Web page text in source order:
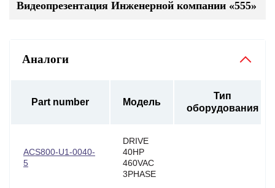
Видеопрезентация Инженерной компании «555»
Аналоги
Part number Модель
Тип
оборудования
ACS800-U1-0040-
5
DRIVE
40HP
460VAC
3PHASE